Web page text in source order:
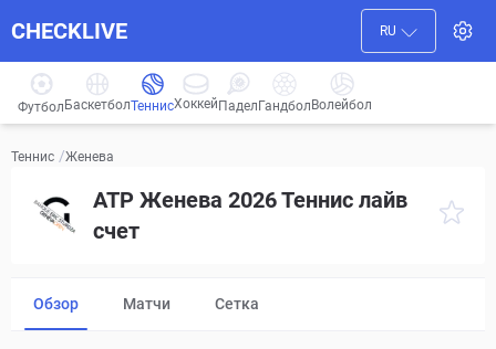
CHECKLIVE RU
Футбол БаскетболТеннисХоккей ПаделГандбол Волейбол
Теннис /Женева
ATP Женева 2026 Теннис лайв
счет
Обзор Матчи Сетка